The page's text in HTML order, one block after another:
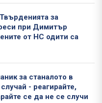
за
при Димитър
от НС одити са
за станалото в
- реагирайте,
се да не се случи